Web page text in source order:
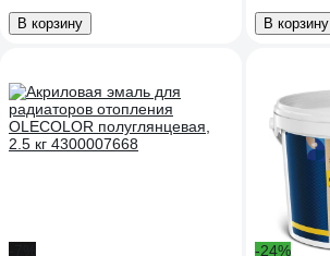
В корзину В корзину
-24%